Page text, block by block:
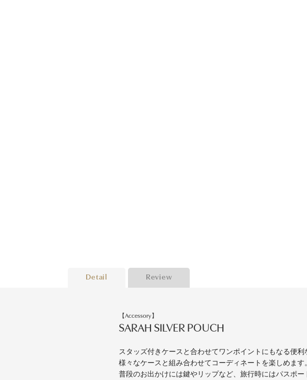
Detail Review
【Accessory】
SARAH SILVER POUCH
スタッズ付きケースと合わせてワンポイントにもなる便利
様々なケースと組み合わせてコーディネートを楽しめます。
普段のお出かけには鍵やリップなど、旅行時にはパスポ